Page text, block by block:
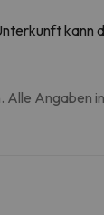
kann
Angaben